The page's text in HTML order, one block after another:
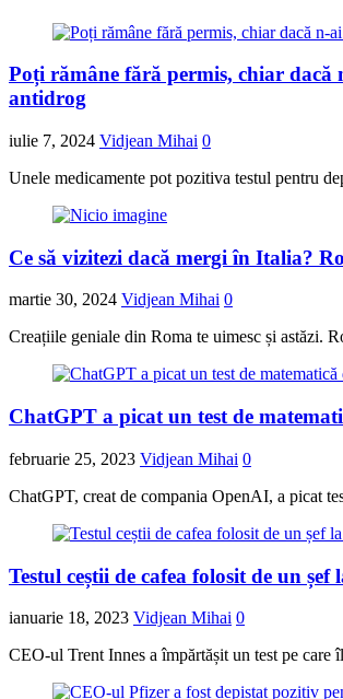
Poți rămâne fără permis, chiar dacă
antidrog
iulie 7, 2024 Vidjean Mihai 0
Unele medicamente pot pozitiva testul pentru
Ce să vizitezi dacă mergi în Italia?
martie 30, 2024 Vidjean Mihai 0
Creațiile geniale din Roma te uimesc și astăzi.
ChatGPT a picat un test de
februarie 25, 2023 Vidjean Mihai 0
ChatGPT, creat de compania OpenAI, a picat
Testul ceștii de cafea folosit de un
ianuarie 18, 2023 Vidjean Mihai 0
CEO-ul Trent Innes a împărtășit un test pe